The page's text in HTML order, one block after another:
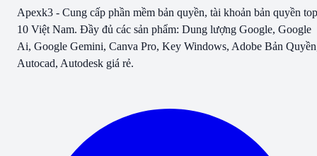
Apexk3 - Cung cấp phần mềm bản quyền, tài khoản bản quyền top
10 Việt Nam. Đầy đủ các sản phẩm: Dung lượng Google, Google
Ai, Google Gemini, Canva Pro, Key Windows, Adobe Bản
Autocad, Autodesk giá rẻ.